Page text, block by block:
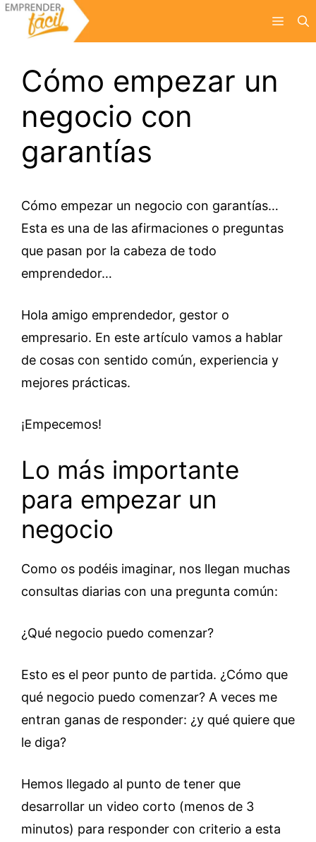
Saltar
Menú
Cómo empezar un
negocio con
garantías
Cómo empezar un negocio con garantías…
Esta es una de las afirmaciones o preguntas
que pasan por la cabeza de todo
emprendedor…
Hola amigo emprendedor, gestor o
empresario. En este artículo vamos a hablar
de cosas con sentido común, experiencia y
mejores prácticas.
¡Empecemos!
Lo más importante
para empezar un
negocio
Como os podéis imaginar, nos llegan muchas
consultas diarias con una pregunta común:
¿Qué negocio puedo comenzar?
Esto es el peor punto de partida. ¿Cómo que
qué negocio puedo comenzar? A veces me
entran ganas de responder: ¿y qué quiere que
le diga?
Hemos llegado al punto de tener que
desarrollar un video corto (menos de 3
minutos) para responder con criterio a esta